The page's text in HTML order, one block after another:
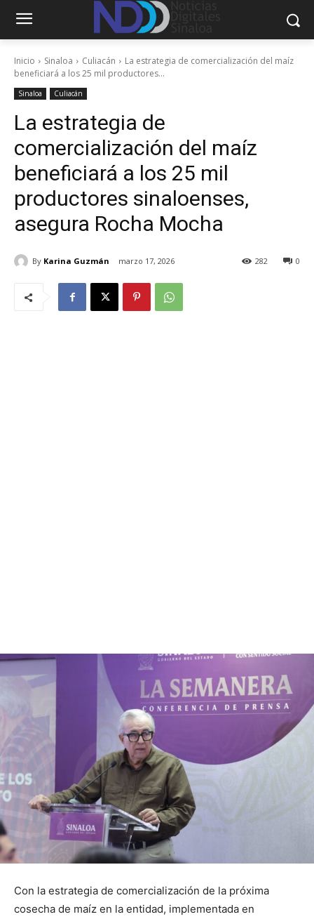
Inicio Sinaloa Culiacán
La estrategia de comercialización del maíz
beneficiará a los 25 mil productores...
Sinaloa Culiacán
La estrategia de
comercialización del maíz
beneficiará a los 25 mil
productores sinaloenses,
asegura Rocha Mocha
By Karina Guzmán marzo 17, 2026 0
282
Con la estrategia de comercialización de la próxima
cosecha de maíz en la entidad, implementada en